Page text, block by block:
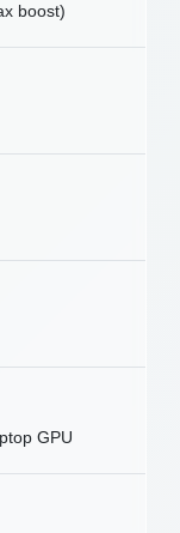
boost)
GPU